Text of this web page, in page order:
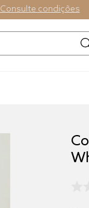
Consulte condições
edredom